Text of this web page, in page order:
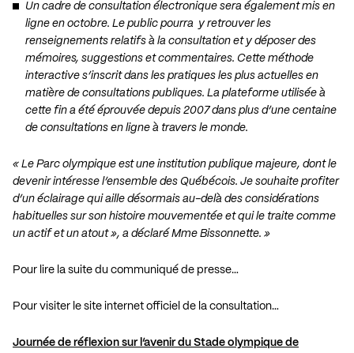
Un cadre de consultation électronique sera également mis en
ligne en octobre. Le public pourra y retrouver les
renseignements relatifs à la consultation et y déposer des
mémoires, suggestions et commentaires. Cette méthode
interactive s’inscrit dans les pratiques les plus actuelles en
matière de consultations publiques. La plateforme utilisée à
cette fin a été éprouvée depuis 2007 dans plus d’une centaine
de consultations en ligne à travers le monde.
« Le Parc olympique est une institution publique majeure, dont le
devenir intéresse l’ensemble des Québécois. Je souhaite profiter
d’un éclairage qui aille désormais au-delà des considérations
habituelles sur son histoire mouvementée et qui le traite comme
un actif et un atout », a déclaré Mme Bissonnette. »
Pour lire la suite du communiqué de presse…
Pour visiter le site internet officiel de la consultation…
Journée de réflexion sur l’avenir du Stade olympique de